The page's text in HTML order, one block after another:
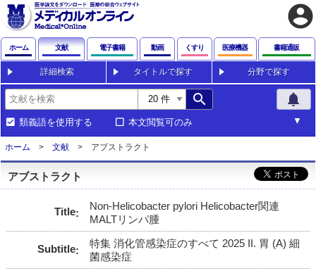
account_circle
ホーム 文献 電子書籍 動画 くすり 医療機器 書籍通販
詳細検索 タイトルで探す 分野で探す
search notifications
類義語を使用する 本文閲覧可のみ
ホーム 文献 アブストラクト
アブストラクト
Title
Non-Helicobacter pylori Helicobacter関連
MALTリンパ腫
Subtitle
特集 消化管感染症のすべて 2025 II. 胃 (A) 細
菌感染症